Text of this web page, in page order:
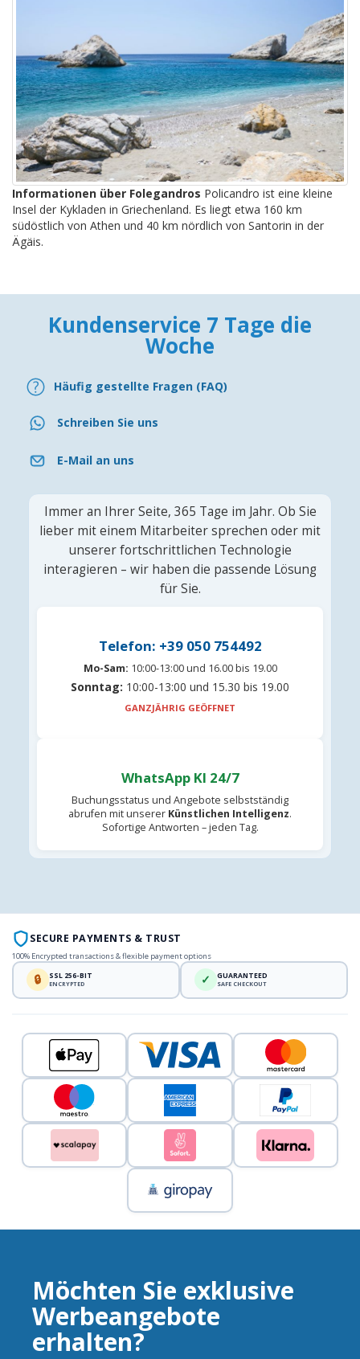
Informationen über Folegandros Policandro ist eine kleine
Insel der Kykladen in Griechenland. Es liegt etwa 160 km
südöstlich von Athen und 40 km nördlich von Santorin in der
Ägäis.
Kundenservice 7 Tage die
Woche
Häufig gestellte Fragen (FAQ)
Schreiben Sie uns
E-Mail an uns
Immer an Ihrer Seite, 365 Tage im Jahr. Ob Sie
lieber mit einem Mitarbeiter sprechen oder mit
unserer fortschrittlichen Technologie
interagieren – wir haben die passende Lösung
für Sie.
Telefon: +39 050 754492
Mo-Sam: 10:00-13:00 und 16.00 bis 19.00
Sonntag: 10:00-13:00 und 15.30 bis 19.00
GANZJÄHRIG GEÖFFNET
WhatsApp KI 24/7
Buchungsstatus und Angebote selbstständig
abrufen mit unserer Künstlichen Intelligenz.
Sofortige Antworten – jeden Tag.
SECURE PAYMENTS & TRUST
100% Encrypted transactions & flexible payment options
🔒 SSL 256-BIT
ENCRYPTED ✓ GUARANTEED
SAFE CHECKOUT
Möchten Sie exklusive
Werbeangebote
erhalten?